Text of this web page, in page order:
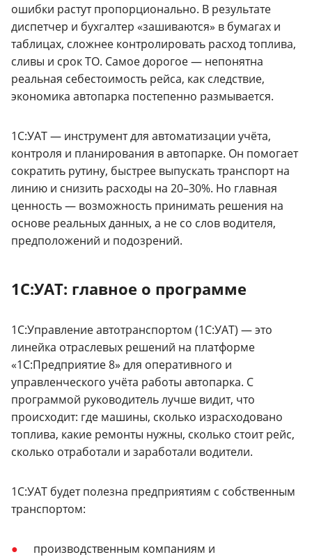
ошибки растут пропорционально. В результате
диспетчер и бухгалтер «зашиваются» в бумагах и
таблицах, сложнее контролировать расход топлива,
сливы и срок ТО. Самое дорогое — непонятна
реальная себестоимость рейса, как следствие,
экономика автопарка постепенно размывается.
1С:УАТ — инструмент для автоматизации учёта,
контроля и планирования в автопарке. Он помогает
сократить рутину, быстрее выпускать транспорт на
линию и снизить расходы на 20–30%. Но главная
ценность — возможность принимать решения на
основе реальных данных, а не со слов водителя,
предположений и подозрений.
1С:УАТ: главное о программе
1С:Управление автотранспортом (1С:УАТ) — это
линейка отраслевых решений на платформе
«1С:Предприятие 8» для оперативного и
управленческого учёта работы автопарка. С
программой руководитель лучше видит, что
происходит: где машины, сколько израсходовано
топлива, какие ремонты нужны, сколько стоит рейс,
сколько отработали и заработали водители.
1С:УАТ будет полезна предприятиям с собственным
транспортом:
производственным компаниям и